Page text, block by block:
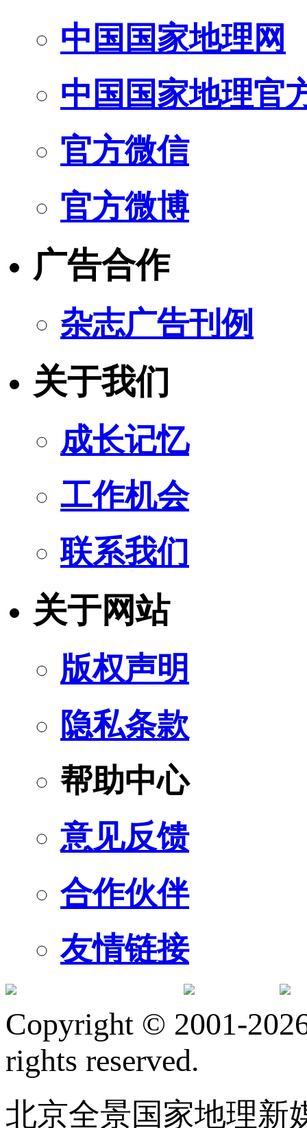
中国国家地理网
中国国家地理官
官方微信
官方微博
广告合作
杂志广告刊例
关于我们
成长记忆
工作机会
联系我们
关于网站
版权声明
隐私条款
帮助中心
意见反馈
合作伙伴
友情链接
Copyright © 2001-
rights reserved.
北京全景国家地理新